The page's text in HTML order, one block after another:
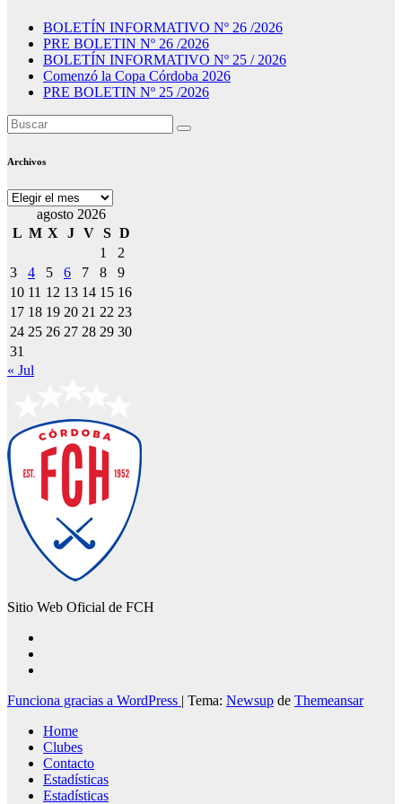
BOLETÍN INFORMATIVO Nº 26 /2026
PRE BOLETIN Nº 26 /2026
BOLETÍN INFORMATIVO Nº 25 / 2026
Comenzó la Copa Córdoba 2026
PRE BOLETIN Nº 25 /2026
Archivos
Archivos
agosto 2026
L M X J V S D
1
2
3
4 5 6 7 8
9
10 11 12 13 14 15 16
17 18 19 20 21 22 23
24 25 26 27 28 29 30
31
« Jul
Sitio Web Oficial de FCH
Funciona gracias a WordPress | Tema: Newsup de Themeansar
Home
Clubes
Contacto
Estadísticas
Estadísticas